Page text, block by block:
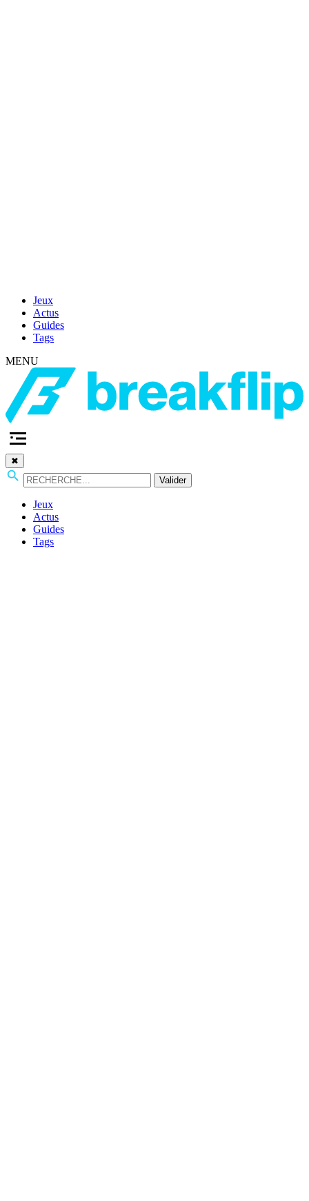
Jeux
Actus
Guides
Tags
MENU
✖
Valider
Jeux
Actus
Guides
Tags